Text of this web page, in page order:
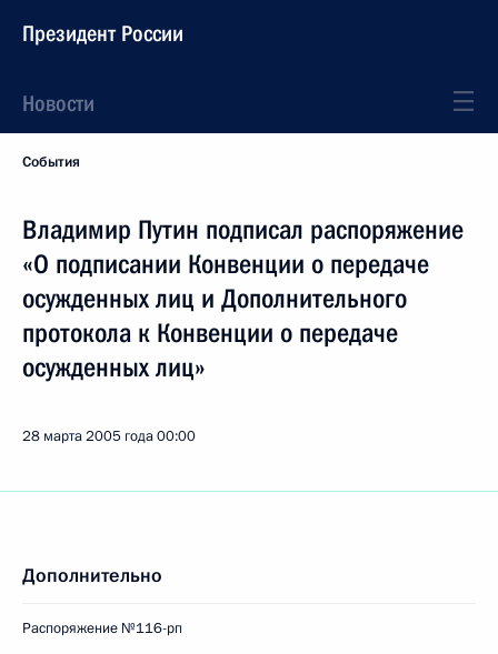
Президент России
Новости
События
Владимир Путин подписал распоряжение
«О подписании Конвенции о передаче
осужденных лиц и Дополнительного
протокола к Конвенции о передаче
осужденных лиц»
28 марта 2005 года00:00
Дополнительно
Распоряжение №116-рп